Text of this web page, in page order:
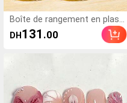
Boîte de rangement en plasti
que transparent avec nœud r
ose, boîte de rangement de c
de rangement de maquillage
transparente - organisateur d
e vanité moderne avec couve
rcle, organisateur de vanité d
e salle de bain, convient pour
DH 131 .00